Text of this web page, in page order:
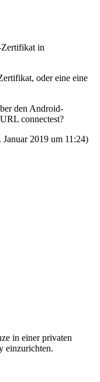
in
oder eine eine
den Android-
connectest?
Januar 2019 um 11:24)
in einer privaten
einzurichten.